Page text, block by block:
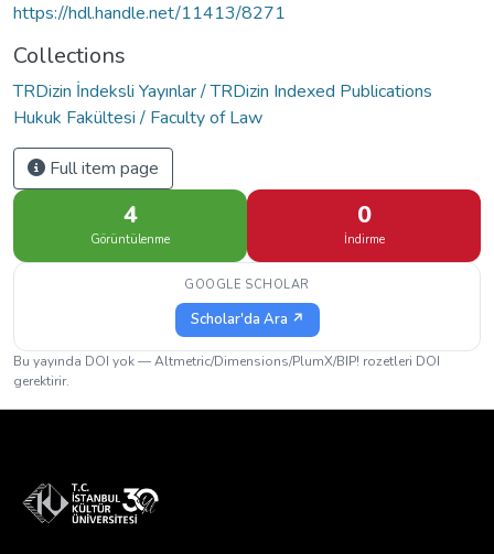
https://hdl.handle.net/11413/8271
Collections
TRDizin İndeksli Yayınlar / TRDizin Indexed Publications
Hukuk Fakültesi / Faculty of Law
Full item page
4
Görüntülenme
0
İndirme
GOOGLE SCHOLAR
Scholar'da Ara ↗
Bu yayında DOI yok — Altmetric/Dimensions/PlumX/BIP! rozetleri DOI
gerektirir.